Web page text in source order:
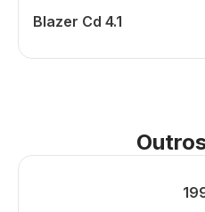
Blazer Cd 4.1